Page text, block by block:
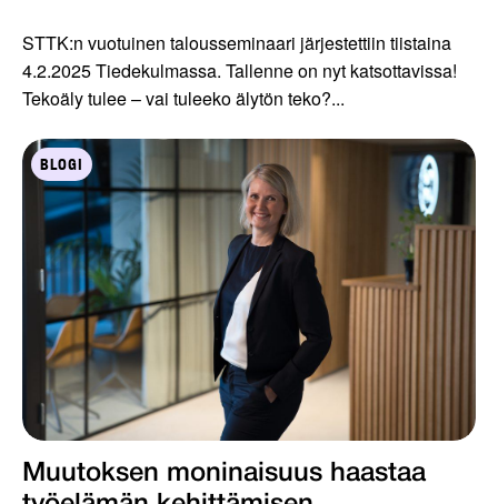
STTK:n vuotuinen talousseminaari järjestettiin tiistaina
4.2.2025 Tiedekulmassa. Tallenne on nyt katsottavissa!
Tekoäly tulee – vai tuleeko älytön teko?...
BLOGI
Muutoksen moninaisuus haastaa